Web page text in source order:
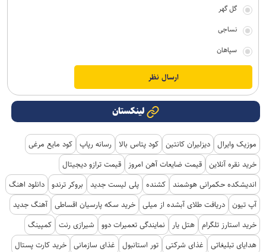
گل گهر
نساجی
سپاهان
لینکستان
موزیک وایرال دیزلیران کانتین کود پتاس بالا رسانه رپاپ کود مایع مرغی
خرید نقره آنلاین قیمت ضایعات آهن امروز
قیمت ترازو دیجیتال
اندیشکده حکمرانی هوشمند کشنده پلی لیست جدید بروکر ترندو دانلود اهنگ
آپ تیون دریافت طلای آبشده از میلی خرید سکه پارسیان اقساطی آهنگ جدید
خرید استارز تلگرام هتل یار نمایندگی تعمیرات دوو شیرازی رنت کمپینگ
هدایای تبلیغاتی
غذای شرکتی تور استانبول غذای سازمانی خرید کارت پستال